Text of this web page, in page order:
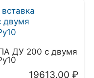
ДУ 200 с двумя
19613.00 ₽